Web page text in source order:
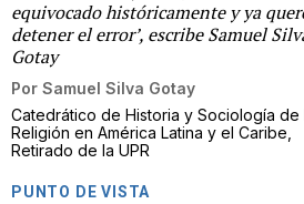
equivocado históricamente y ya
detener el error’, escribe Samuel
Gotay
Por Samuel Silva Gotay
Catedrático de Historia y Sociología de
Religión en América Latina y el Caribe,
Retirado de la UPR
PUNTO DE VISTA